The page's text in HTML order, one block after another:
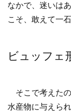
なかで、迷いは
こそ、敢えて一
ビュッフェ
そこで考えた
水産物に与えら